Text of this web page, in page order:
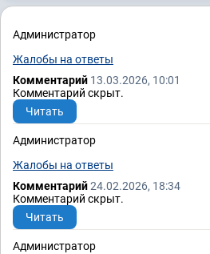
Администратор
Жалобы на ответы
Комментарий 13.03.2026, 10:01
Комментарий скрыт.
Читать
Администратор
Жалобы на ответы
Комментарий24.02.2026, 18:34
Комментарий скрыт.
Читать
Администратор